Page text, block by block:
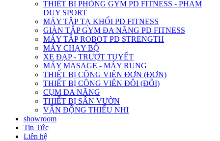
THIẾT BỊ PHÒNG GYM PD FITNESS - PHAM
DUY SPORT
MÁY TẬP TẠ KHỐI PD FITNESS
GIÀN TẬP GYM ĐA NĂNG PD FITNESS
MÁY TÂP ROBOT PD STRENGTH
MÁY CHẠY BỘ
XE ĐẠP - TRƯỢT TUYẾT
MÁY MASAGE - MÁY RUNG
THIẾT BỊ CÔNG VIÊN ĐƠN (ĐƠN)
THIẾT BỊ CÔNG VIÊN ĐÔI (ĐÔI)
CỤM ĐA NĂNG
THIẾT BỊ SÂN VƯỜN
VẬN ĐỘNG THIẾU NHI
showroom
Tin Tức
Liên hệ